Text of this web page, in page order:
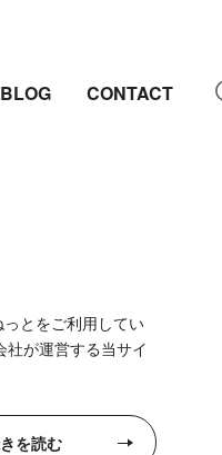
BLOG CONTACT
とをご利用してい
が運営する当サイ
を読む